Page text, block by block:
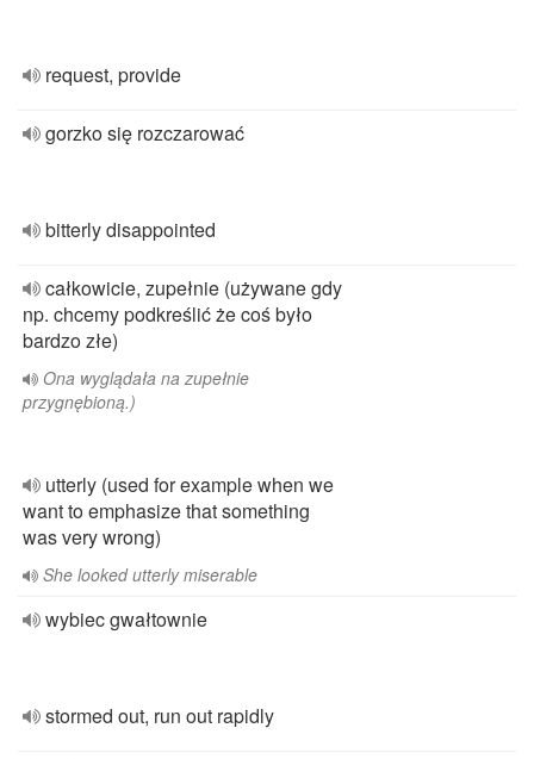
request, provide
gorzko się rozczarować
bitterly disappointed
całkowicie, zupełnie (używane gdy
np. chcemy podkreślić że coś było
bardzo złe)
Ona wyglądała na zupełnie
przygnębioną.)
utterly (used for example when we
want to emphasize that something
was very wrong)
She looked utterly miserable
wybiec gwałtownie
stormed out, run out rapidly